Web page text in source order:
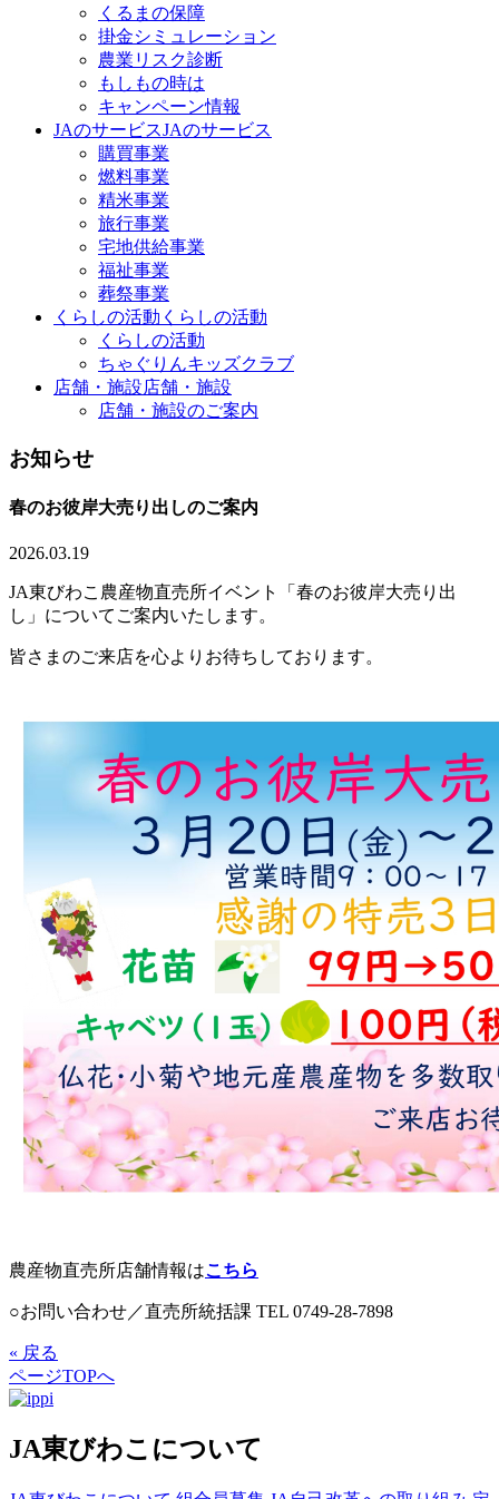
くるまの保障
掛金シミュレーション
農業リスク診断
もしもの時は
キャンペーン情報
JAのサービスJAのサービス
購買事業
燃料事業
精米事業
旅行事業
宅地供給事業
福祉事業
葬祭事業
くらしの活動 くらしの活動
くらしの活動
ちゃぐりんキッズクラブ
店舗・施設店舗・施設
店舗・施設のご案内
お知らせ
春のお彼岸大売り出しのご案内
2026.03.19
JA東びわこ農産物直売所イベント「春のお彼岸大売り出
し」についてご案内いたします。
皆さまのご来店を心よりお待ちしております。
農産物直売所店舗情報はこちら
○お問い合わせ／直売所統括課 TEL 0749-28-7898
« 戻る
ページTOPへ
JA東びわこについて